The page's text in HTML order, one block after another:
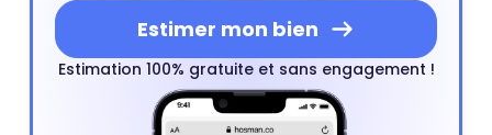
Estimer mon bien
Estimation 100% gratuite et sans engagement !